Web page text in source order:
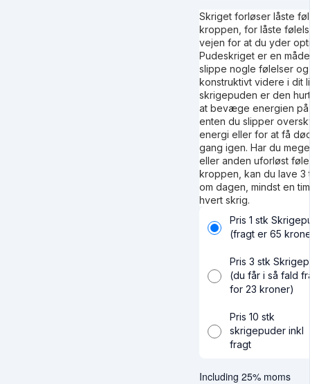
Skriget forløser låste
kroppen, for låste
vejen for at du yder
Pudeskriget er en
slippe nogle følelser og
konstruktivt videre i dit
skrigepuden er den
at bevæge energien
enten du slipper
energi eller for at få
gang igen. Har du
eller anden uforløst
kroppen, kan du lave 3
om dagen, mindst en
hvert skrig.
Pris 1 stk
(fragt er 65
Pris 3 stk
(du får i så fald
for 23 kroner)
Pris 10 stk
skrigepuder inkl
fragt
Including 25% moms